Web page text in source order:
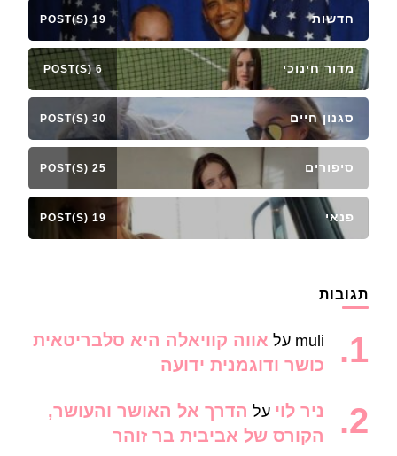
חדשות 19 POST(S)
מדור חינוכי 6 POST(S)
סגנון חיים 30 POST(S)
סיפורים 25 POST(S)
פנאי 19 POST(S)
תגובות
muli על אווה קוויאלה היא סלבריטאית
כושר ודוגמנית ידועה
ניר לוי על הדרך אל האושר והעושר,
הקורס של אביבית בר זוהר